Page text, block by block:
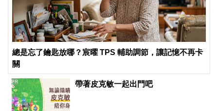
總是忘了鑰匙放哪？宸曜 TPS 輔助調節，讓記憶不再卡
關
帶著皮克敏一起出門吧
PR